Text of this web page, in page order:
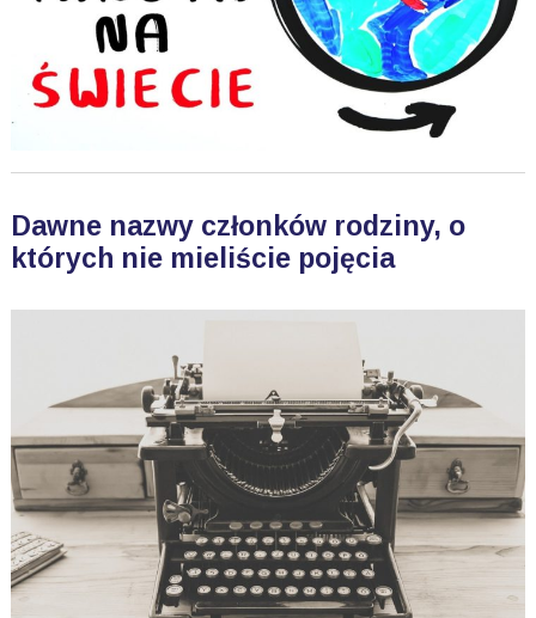
Dawne nazwy członków rodziny, o
których nie mieliście pojęcia